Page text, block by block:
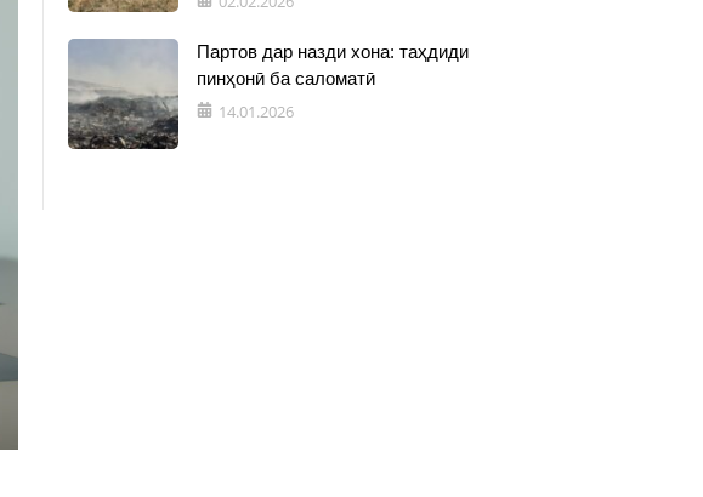
Партов дар назди хона: таҳдиди
пинҳонӣ ба саломатӣ
14.01.2026